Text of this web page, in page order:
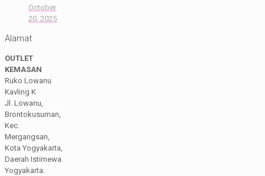
October
20, 2025
Alamat
OUTLET
KEMASAN
Ruko Lowanu
Kavling K
Jl. Lowanu,
Brontokusuman,
Kec.
Mergangsan,
Kota Yogyakarta,
Daerah Istimewa
Yogyakarta.